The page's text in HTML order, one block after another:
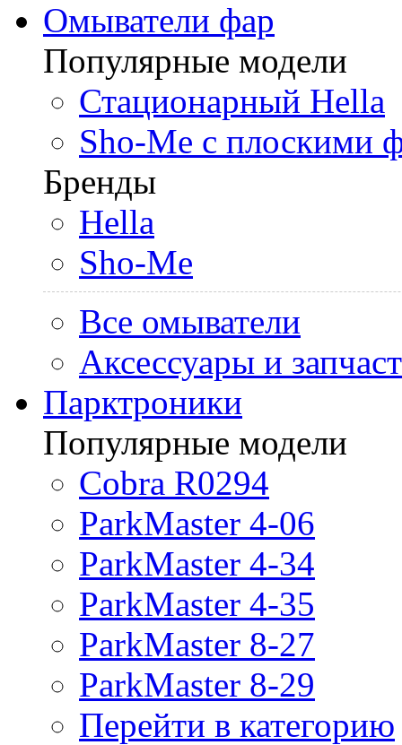
Омыватели фар
Популярные модели
Стационарный Hella
Sho-Me с плоскими
Бренды
Hella
Sho-Me
Все омыватели
Аксессуары и
Парктроники
Популярные модели
Cobra R0294
ParkMaster 4-06
ParkMaster 4-34
ParkMaster 4-35
ParkMaster 8-27
ParkMaster 8-29
Перейти в категорию